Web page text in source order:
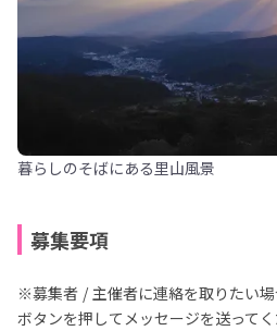
暮らしのそばにある里山風景
募集要項
※募集者 / 主催者に連絡を取りたい場
ボタンを押してメッセージを送ってく